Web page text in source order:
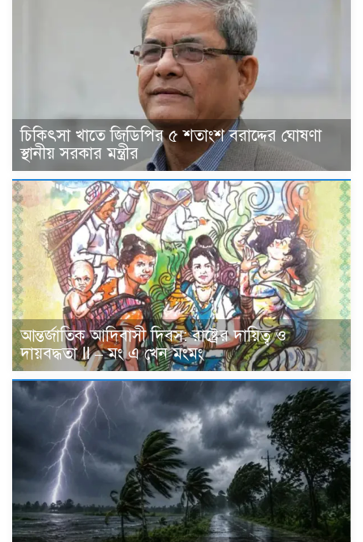
চিকিৎসা খাতে জিডিপির ৫ শতাংশ বরাদ্দের ঘোষণা
স্থানীয় সরকার মন্ত্রীর
আন্তর্জাতিক আদিবাসী দিবস: রাষ্ট্রের দায়িত্ব ও
দায়বদ্ধতা II – মং এ খেন মংমং